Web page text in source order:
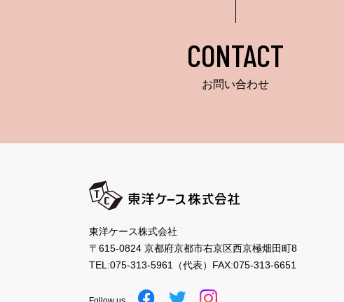
CONTACT
お問い合わせ
東洋ケース株式会社
〒615-0824 京都府京都市右京区西京極畑田町8
TEL:075-313-5961 （代表） FAX:075-313-6651